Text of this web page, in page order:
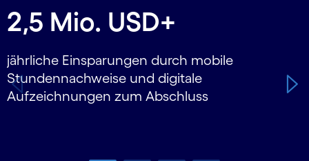
Carousel starts
2,5 Mio. USD+
jährliche Einsparungen durch mobile
Stundennachweise und digitale
Aufzeichnungen zum Abschluss